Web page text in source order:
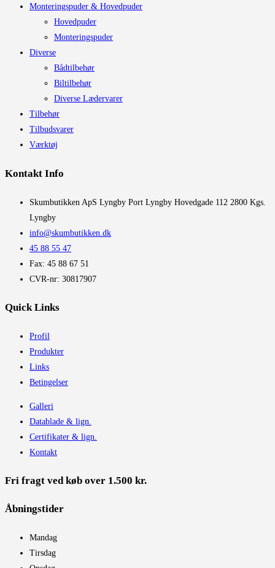
Monteringspuder & Hovedpuder
Hovedpuder
Monteringspuder
Diverse
Bådtilbehør
Biltilbehør
Diverse Lædervarer
Tilbehør
Tilbudsvarer
Værktøj
Kontakt Info
​Skumbutikken ApS Lyngby Port Lyngby Hovedgade 112 2800 Kgs.
Lyngby
info@skumbutikken.dk
45 88 55 47
Fax: 45 88 67 51
CVR-nr: 30817907
Quick Links
Profil
Produkter
Links
Betingelser
Galleri
Datablade & lign.
Certifikater & lign.
Kontakt
Fri fragt ved køb over 1.500 kr.
Åbningstider​
Mandag
Tirsdag